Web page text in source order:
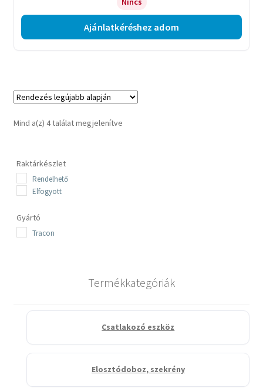
Ajánlatkéréshez adom
Mind a(z) 4 találat megjelenítveSorted
Raktárkészlet
Rendelhető
Elfogyott
Gyártó
Tracon
Termékkategóriák
Csatlakozó eszköz
Elosztódoboz, szekrény